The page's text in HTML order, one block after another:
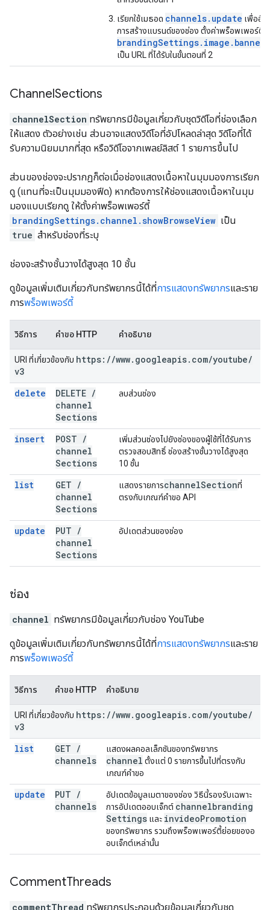
เรียกใช้เมธอด channels.update เพื่ออัป
การสร้างแบรนด์ของช่อง ตั้งค่าพร็อพเพอร์ตี้
เป็น URL ที่ได้รับในขั้นตอนที่ 2
ChannelSections
channelSection ทรัพยากรมีข้อมูลเกี่ยวกับชุดวิดีโอที่ช่องเลือก
ให้แสดง ตัวอย่างเช่น ส่วนอาจแสดงวิดีโอที่อัปโหลดล่าสุด วิดีโอที่ได้
รับความนิยมมากที่สุด หรือวิดีโอจากเพลย์ลิสต์ 1 รายการขึ้นไป
ส่วนของช่องจะปรากฏก็ต่อเมื่อช่องแสดงเนื้อหาในมุมมองการเรียก
ดู (แทนที่จะเป็นมุมมองฟีด) หากต้องการให้ช่องแสดงเนื้อหาในมุม
มองแบบเรียกดู ให้ตั้งค่าพร็อพเพอร์ตี้
brandingSettings.channel.showBrowseView เป็น
true สำหรับช่องที่ระบุ
ช่องจะสร้างชั้นวางได้สูงสุด 10 ชั้น
ดูข้อมูลเพิ่มเติมเกี่ยวกับทรัพยากรนี้ได้ที่การแสดงทรัพยากรและราย
การพร็อพเพอร์ตี้
วิธีการ คำขอ HTTP คำอธิบาย
URI ที่เกี่ยวข้องกับ https: //www. googleapis. com/youtube/
v3
delete
DELETE /
channel
Sections
ลบส่วนช่อง
insert POST /
channel
Sections
เพิ่มส่วนช่องไปยังช่องของผู้ใช้ที่ได้รับการ
ตรวจสอบสิทธิ์ ช่องสร้างชั้นวางได้สูงสุด
10 ชั้น
list GET /
channel
Sections
แสดงรายการchannelSectionที่
ตรงกับเกณฑ์คำขอ API
update PUT /
channel
Sections
อัปเดตส่วนของช่อง
ช่อง
channel ทรัพยากรมีข้อมูลเกี่ยวกับช่อง YouTube
ดูข้อมูลเพิ่มเติมเกี่ยวกับทรัพยากรนี้ได้ที่การแสดงทรัพยากรและราย
การพร็อพเพอร์ตี้
วิธีการ คำขอ HTTP คำอธิบาย
URI ที่เกี่ยวข้องกับ https: //www. googleapis. com/youtube/
v3
list
GET /
channels
แสดงผลคอลเล็กชันของทรัพยากร
channel ตั้งแต่ 0 รายการขึ้นไปที่ตรงกับ
เกณฑ์คำขอ
update PUT /
channels
อัปเดตข้อมูลเมตาของช่อง วิธีนี้รองรับเฉพาะ
การอัปเดตออบเจ็กต์ channelbranding
Settings และ invideoPromotion
ของทรัพยากร รวมถึงพร็อพเพอร์ตี้ย่อยของอ
อบเจ็กต์เหล่านั้น
CommentThreads
commentThread ทรัพยากรประกอบด้วยข้อมูลเกี่ยวกับชุด